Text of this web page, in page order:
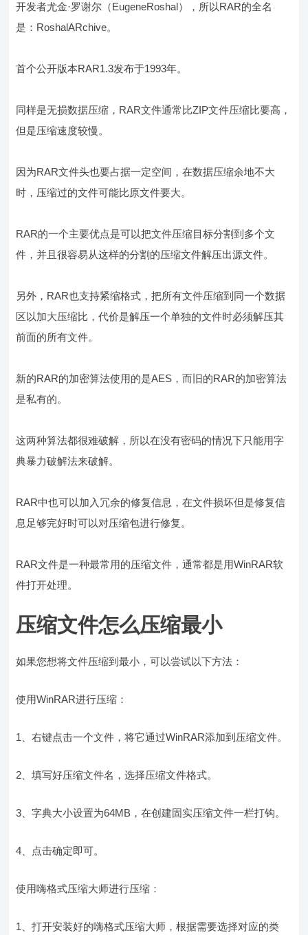
开发者尤金·罗谢尔（EugeneRoshal），所以RAR的全名
是：RoshalARchive。
首个公开版本RAR1.3发布于1993年。
同样是无损数据压缩，RAR文件通常比ZIP文件压缩比要高，
但是压缩速度较慢。
因为RAR文件头也要占据一定空间，在数据压缩余地不大
时，压缩过的文件可能比原文件要大。
RAR的一个主要优点是可以把文件压缩目标分割到多个文
件，并且很容易从这样的分割的压缩文件解压出源文件。
另外，RAR也支持紧缩格式，把所有文件压缩到同一个数据
区以加大压缩比，代价是解压一个单独的文件时必须解压其
前面的所有文件。
新的RAR的加密算法使用的是AES，而旧的RAR的加密算法
是私有的。
这两种算法都很难破解，所以在没有密码的情况下只能用字
典暴力破解法来破解。
RAR中也可以加入冗余的修复信息，在文件损坏但是修复信
息足够完好时可以对压缩包进行修复。
RAR文件是一种最常用的压缩文件，通常都是用WinRAR软
件打开处理。
压缩文件怎么压缩最小
如果您想将文件压缩到最小，可以尝试以下方法：
使用WinRAR进行压缩：
1、右键点击一个文件，将它通过WinRAR添加到压缩文件。
2、填写好压缩文件名，选择压缩文件格式。
3、字典大小设置为64MB，在创建固实压缩文件一栏打钩。
4、点击确定即可。
使用嗨格式压缩大师进行压缩：
1、打开安装好的嗨格式压缩大师，根据需要选择对应的类